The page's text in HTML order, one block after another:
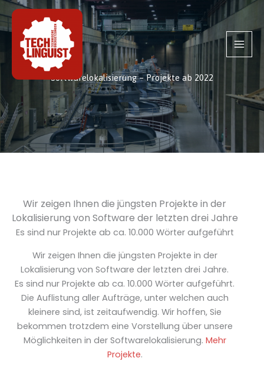
Zum
Inhalt
springen
Softwarelokalisierung – Projekte ab 2022
Wir zeigen Ihnen die jüngsten Projekte in der
Lokalisierung von Software der letzten drei Jahre
Es sind nur Projekte ab ca. 10.000 Wörter aufgeführt
Wir zeigen Ihnen die jüngsten Projekte in der
Lokalisierung von Software der letzten drei Jahre.
Es sind nur Projekte ab ca. 10.000 Wörter aufgeführt.
Die Auflistung aller Aufträge, unter welchen auch
kleinere sind, ist zeitaufwendig. Wir hoffen, Sie
bekommen trotzdem eine Vorstellung über unsere
Möglichkeiten in der Softwarelokalisierung. Mehr
Projekte.